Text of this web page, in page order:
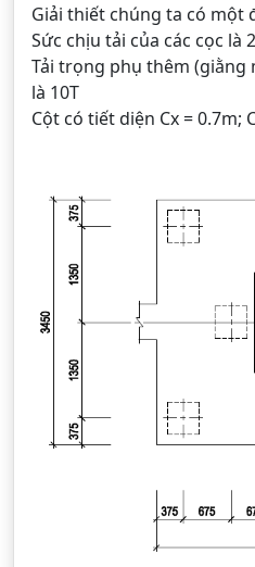
Giải thiết chúng ta có một
Sức chịu tải của các cọc là
Tải trọng phụ thêm (giằng
là 10T
Cột có tiết diện Cx = 0.7m;